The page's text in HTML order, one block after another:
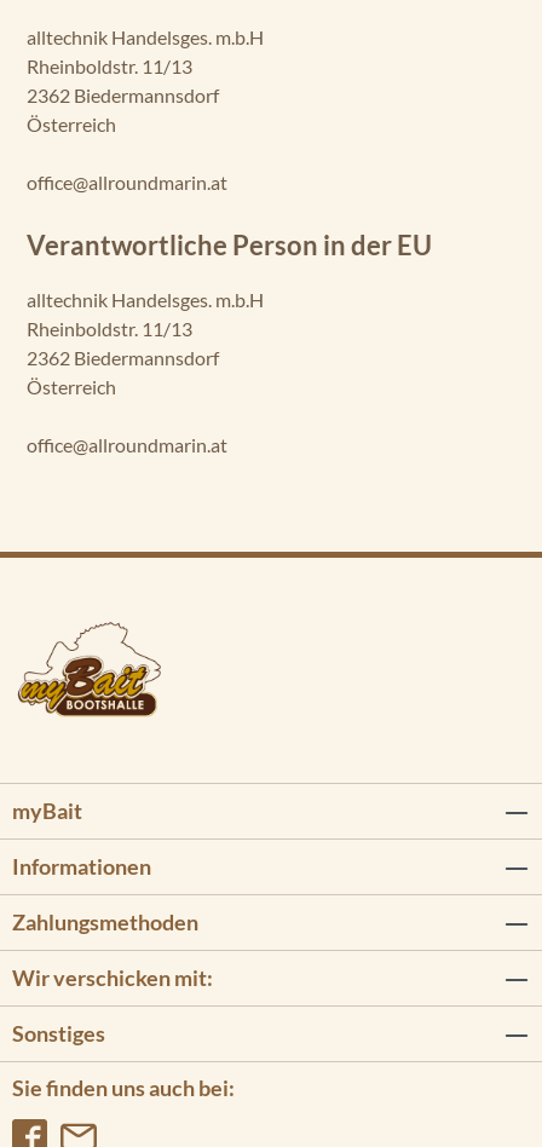
alltechnik Handelsges. m.b.H
Rheinboldstr. 11/13
2362 Biedermannsdorf
Österreich
office@allroundmarin.at
Verantwortliche Person in der EU
alltechnik Handelsges. m.b.H
Rheinboldstr. 11/13
2362 Biedermannsdorf
Österreich
office@allroundmarin.at
myBait
Informationen
Sie finden uns auch bei:
Zahlungsmethoden
Wir verschicken mit:
Sonstiges